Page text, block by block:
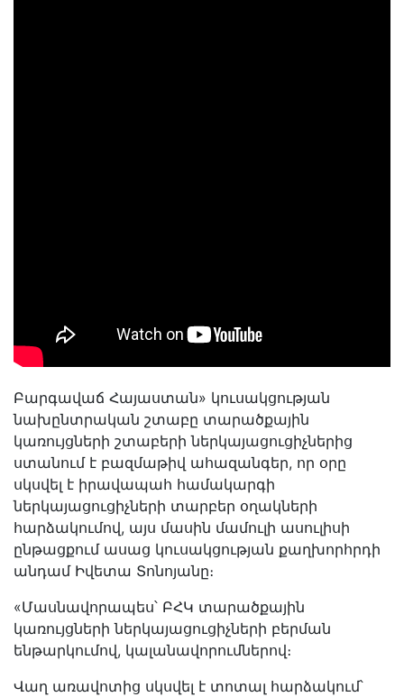
Բարգավաճ Հայաստան» կուսակցության
նախընտրական շտաբը տարածքային
կառույցների շտաբերի ներկայացուցիչներից
ստանում է բազմաթիվ ահազանգեր, որ օրը
սկսվել է իրավապահ համակարգի
ներկայացուցիչների տարբեր օղակների
հարձակումով, այս մասին մամուլի ասուլիսի
ընթացքում ասաց կուսակցության քաղխորհրդի
անդամ Իվետա Տոնոյանը։
«Մասնավորապես՝ ԲՀԿ տարածքային
կառույցների ներկայացուցիչների բերման
ենթարկումով, կալանավորումներով։
Վաղ առավոտից սկսվել է տոտալ հարձակում՝